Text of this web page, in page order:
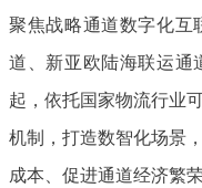
聚焦战略通道数字化互
道、新亚欧陆海联运通
起，依托国家物流行业
机制，打造数智化场景
成本、促进通道经济繁